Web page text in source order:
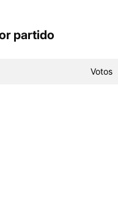
partido
Votos